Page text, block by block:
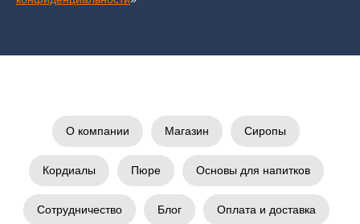
О компании Магазин Сиропы
Кордиалы Пюре Основы для напитков
Сотрудничество Блог Оплата и доставка